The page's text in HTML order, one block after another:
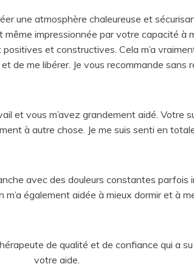
une atmosphère chaleureuse et
même impressionnée par votre capacité
et constructives. Cela m’a
de me libérer. Je vous recommande sans
et vous m’avez grandement aidé. Votre
à autre chose. Je me suis senti en
avec des douleurs constantes
également aidée à mieux dormir et à
de qualité et de confiance qui a
votre aide.